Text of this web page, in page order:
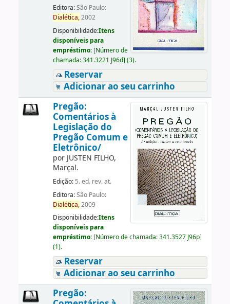
Editora:São Paulo:
Dialética,2002
Disponibilidade:Itens
disponíveis para
empréstimo: [Número de
chamada:341.3221 J96d] (3).
Reservar
Adicionar ao seu carrinho
Pregão:
Comentários à
Legislação do
Pregão Comum e
Eletrônico/
por JUSTEN FILHO,
Marçal.
Edição: 5. ed. rev. at.
Editora:São Paulo:
Dialética,2009
Disponibilidade:Itens
disponíveis para
empréstimo: [Número de chamada:341.3527 J96p]
(1).
Reservar
Adicionar ao seu carrinho
Pregão: